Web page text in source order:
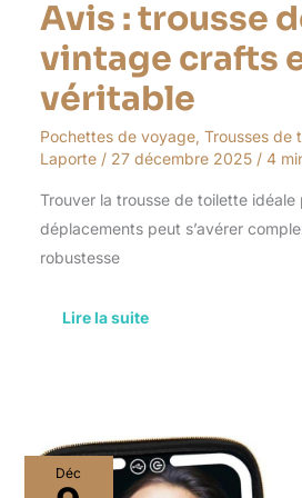
Avis : trousse
vintage crafts
véritable
Pochettes de voyage, Trousses de
Laporte / 27 décembre 2025 / 4
Trouver la trousse de toilette idéale
déplacements peut s’avérer
robustesse
Lire la suite
Déc
Test
de